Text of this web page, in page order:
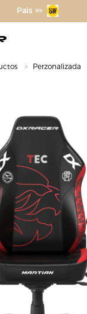
da cadeira gamer
SALE >>
Perzonalizada